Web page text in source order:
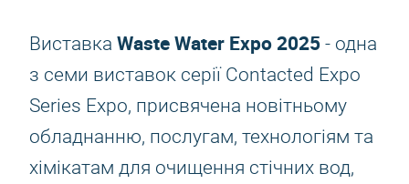
Виставка Waste Water Expo 2025 - одна
з семи виставок серії Contacted Expo
Series Expo, присвячена новітньому
обладнанню, послугам, технологіям та
хімікатам для очищення стічних вод,